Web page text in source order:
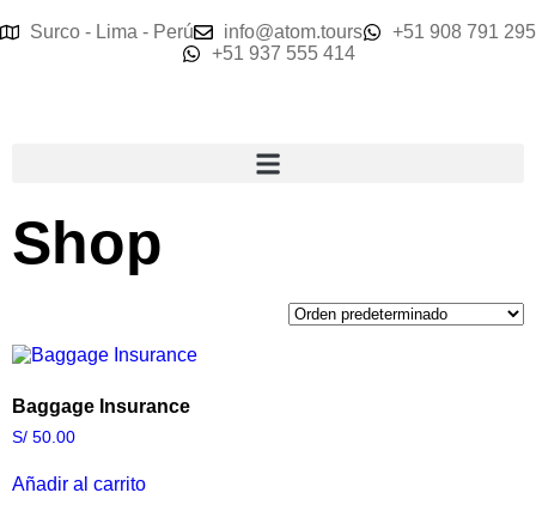
Surco - Lima - Perú info@atom.tours
+51 908 791 295
+51 937 555 414
Shop
Baggage Insurance
S/ 50.00
Añadir al carrito